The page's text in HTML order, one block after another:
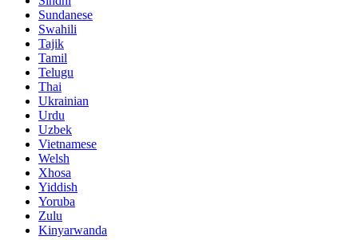
Sundanese
Swahili
Tajik
Tamil
Telugu
Thai
Ukrainian
Urdu
Uzbek
Vietnamese
Welsh
Xhosa
Yiddish
Yoruba
Zulu
Kinyarwanda